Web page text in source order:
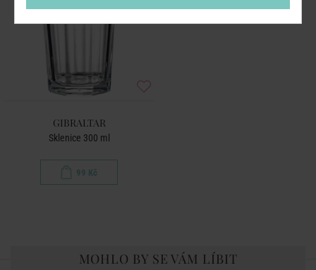
GIBRALTAR
Sklenice 300 ml
99 Kč
MOHLO BY SE VÁM LÍBIT